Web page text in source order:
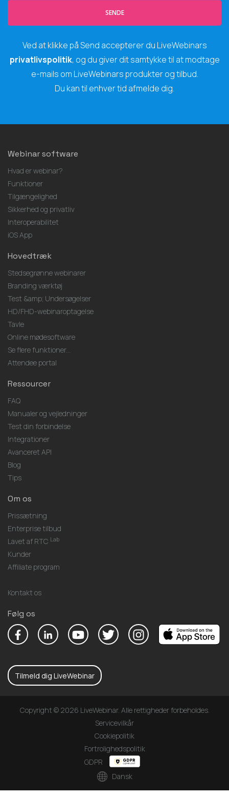
SENDE
Ved at klikke på Send accepterer du LiveWebinars
privatlivspolitik, og du giver dit samtykke til at modtage
e-mails om LiveWebinars produkter og tilbud.
Du kan til enhver tid afmelde dig.
Webinar software
Hvad er webinar?
Funktioner
Tilgængelighed
Sikkerhed og privatliv
Interoperabilitet
iOS App
Hovedtræk
Stedsegrønne webinarer
Branding værktøj
Test &amp; Undersøgelser
HD/FHD-webinaroptagelse
Tavle
Online mødesoftware
Se flere funktioner...
Attendee portal
Ressourcer
FAQ
Manualer og vejledninger
Test din forbindelse
Integrationer
Avanceret API
Blog
Tips
Om os
Prissætning
Enterprise tilbud
Lavet af RTC Lab
Kunder
Affiliate program
Kontakt os
Følg os
Tilmeld dig LiveWebinar
Copyright © 2026 LiveWebinar. Alle rettigheder forbeholdes.
Servicevilkår
Cookiepolitik
Fortrolighedspolitik
GDPR
Dansk